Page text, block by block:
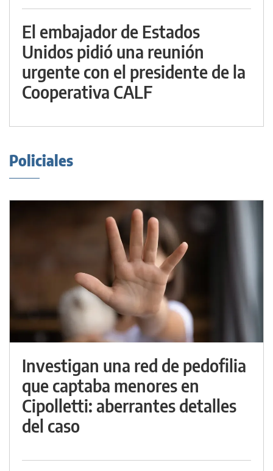
El embajador de Estados
Unidos pidió una reunión
urgente con el presidente de la
Cooperativa CALF
Policiales
Investigan una red de pedofilia
que captaba menores en
Cipolletti: aberrantes detalles
del caso